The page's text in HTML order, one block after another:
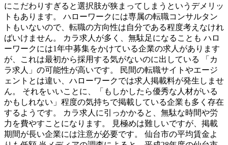
にこだわりすぎると選択肢が狭まってしまうというデメリッ
トもあります。 ハローワークには専属の転職コンサルタン
トもいないので、転職の方向性は自分である程度考えなけれ
ばいけません。 カラ求人が多く、無駄足になることも ハロ
ーワークには1年中募集をかけている企業の求人があります
が、これは最初から採用する気がないのに出している 「カ
ラ求人」の可能性が高いです。 民間の転職サイトやエージ
ェントとは違い、ハローワークでは求人掲載料が発生しませ
ん。 それをいいことに、「もしかしたら優秀な人材がいる
かもしれない」程度の気持ちで掲載している企業も多く存在
するようです。 カラ求人に引っかかると、無駄な時間や労
力を費やすことになります。 見極めは難しいですが、掲載
期間が長い企業には注意が必要です。 仙台市の平均賃金よ